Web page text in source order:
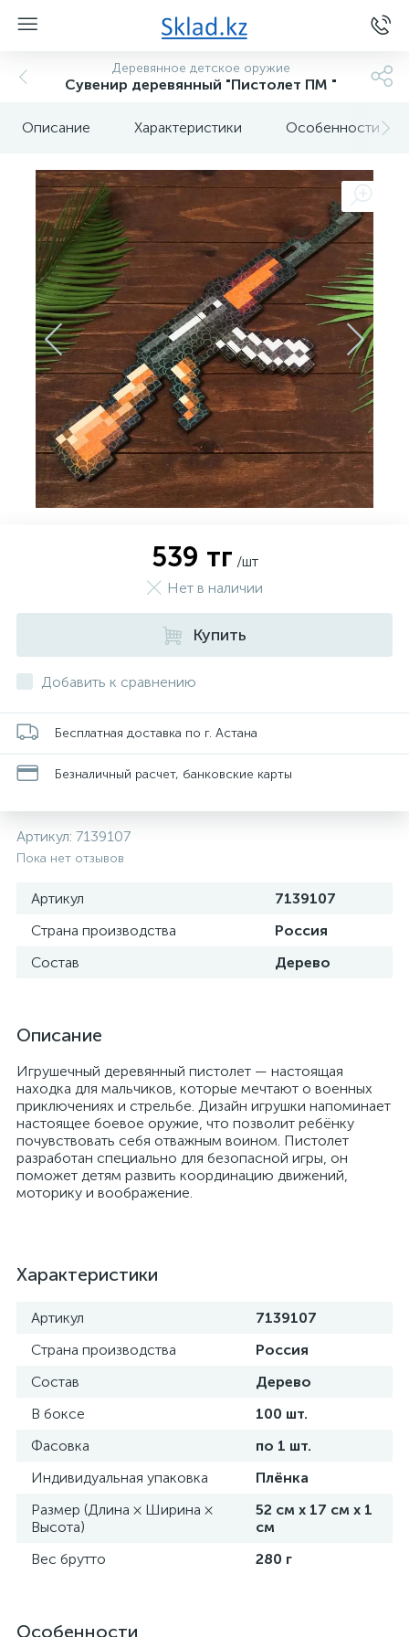
Деревянное детское оружие
Сувенир деревянный "Пистолет ПМ "
Описание Характеристики Особенности
539 тг /шт
Нет в наличии
Купить
Добавить к сравнению
Бесплатная доставка по г. Астана
Безналичный расчет, банковские карты
Артикул: 7139107
Пока нет отзывов
Артикул
7139107
Страна производства
Россия
Состав
Дерево
Описание
Игрушечный деревянный пистолет — настоящая
находка для мальчиков, которые мечтают о военных
приключениях и стрельбе. Дизайн игрушки напоминает
настоящее боевое оружие, что позволит ребёнку
почувствовать себя отважным воином. Пистолет
разработан специально для безопасной игры, он
поможет детям развить координацию движений,
моторику и воображение.
Характеристики
Артикул
7139107
Страна производства
Россия
Состав
Дерево
В боксе
100 шт.
Фасовка
по 1 шт.
Индивидуальная упаковка
Плёнка
Размер (Длина × Ширина ×
Высота)
52 см х 17 см х 1
см
Вес брутто
280 г
Особенности